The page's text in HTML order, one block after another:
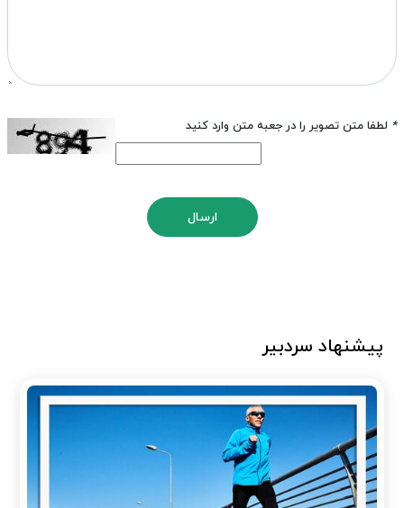
* لطفا متن تصویر را در جعبه متن وارد کنید
ارسال
پیشنهاد سردبیر